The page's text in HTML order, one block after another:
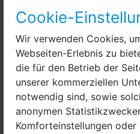
Cookie-
Wir verwenden Cookies,
Webseiten-Erlebnis zu
die für den Betrieb der
unserer kommerziellen
notwendig sind, sowie
anonymen
Komforteinstellungen oder
31. März 2025
Die Werke müssen vor
werden.
Prämierung
12 Bilder werden aus den
eine Jury ausgewählt. Die